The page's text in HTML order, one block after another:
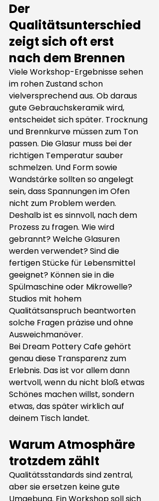
Der
Qualitätsunterschied
zeigt sich oft erst
nach dem Brennen
Viele Workshop-Ergebnisse sehen
im rohen Zustand schon
vielversprechend aus. Ob daraus
gute Gebrauchskeramik wird,
entscheidet sich später. Trocknung
und Brennkurve müssen zum Ton
passen. Die Glasur muss bei der
richtigen Temperatur sauber
schmelzen. Und Form sowie
Wandstärke sollten so angelegt
sein, dass Spannungen im Ofen
nicht zum Problem werden.
Deshalb ist es sinnvoll, nach dem
Prozess zu fragen. Wie wird
gebrannt? Welche Glasuren
werden verwendet? Sind die
fertigen Stücke für Lebensmittel
geeignet? Können sie in die
Spülmaschine oder Mikrowelle?
Studios mit hohem
Qualitätsanspruch beantworten
solche Fragen präzise und ohne
Ausweichmanöver.
Bei Dream Pottery Cafe gehört
genau diese Transparenz zum
Erlebnis. Das ist vor allem dann
wertvoll, wenn du nicht bloß etwas
Schönes machen willst, sondern
etwas, das später wirklich auf
deinem Tisch landet.
Warum Atmosphäre
trotzdem zählt
Qualitätsstandards sind zentral,
aber sie ersetzen keine gute